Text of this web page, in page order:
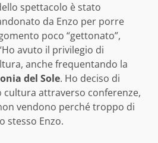
spettacolo è stato
da Enzo per porre
poco “gettonato”,
avuto il privilegio di
anche frequentando la
del Sole. Ho deciso di
attraverso conferenze,
vendono perché troppo di
stesso Enzo.